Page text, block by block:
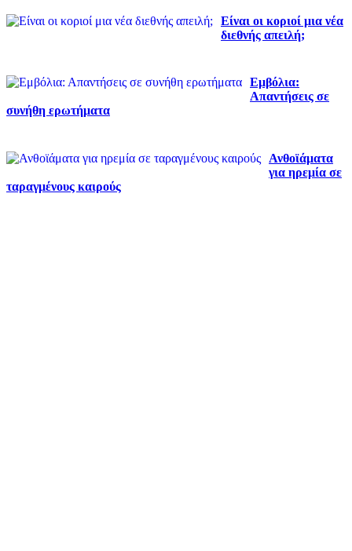
Είναι οι κοριοί μια νέα
διεθνής απειλή;
Εμβόλια:
Απαντήσεις σε
συνήθη ερωτήματα
Ανθοϊάματα
για ηρεμία σε
ταραγμένους καιρούς